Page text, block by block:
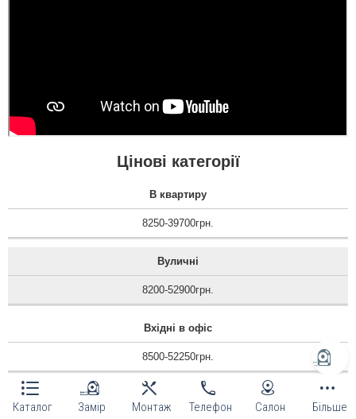
Каталог Замір Монтаж Телефон Салон Більше
Цінові категорії
В квартиру
8250-39700грн.
Вуличні
8200-52900грн.
Вхідні в офіс
8500-52250грн.